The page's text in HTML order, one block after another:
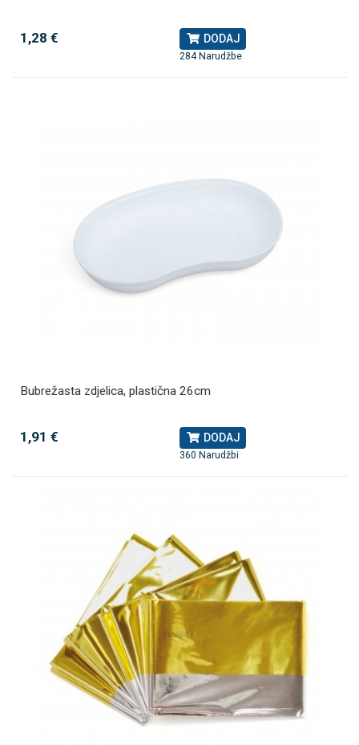
1,28 € DODAJ
284 Narudžbe
Bubrežasta zdjelica, plastična 26cm
1,91 € DODAJ
360 Narudžbi